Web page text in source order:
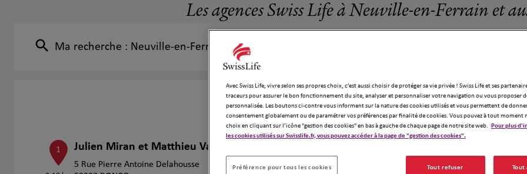
Les agences Swiss Life à Neuville-en-Ferrain et
Ma recherche : Neuville-en-Ferrain
19 agences Swiss Life à Neuville-en-
1 Julien Miran et Matthieu Vallart
5 Rue Pierre Antoine Delahousse
11
Avec Swiss Life, vivre selon ses propres choix, c’est aussi choisir de protéger sa vie privée ! Swiss Life et ses
traceurs pour assurer le bon fonctionnement du site, analyser et personnaliser votre navigation ou vous proposer
personnalisée. Les boutons ci-contre vous informent sur la nature des cookies utilisés et vous permettent de
consentement globalement ou de paramétrer vos préférences par finalité de cookies. Vous pouvez à tout moment
choix en cliquant sur l’icône "gestion des cookies" en bas à gauche de chaque page de notre site web. Pour plus
les cookies utilisés sur Swisslife.fr, vous pouvez accéder à la page de "gestion des cookies".
Préférence pour tous les cookies Tout refuser